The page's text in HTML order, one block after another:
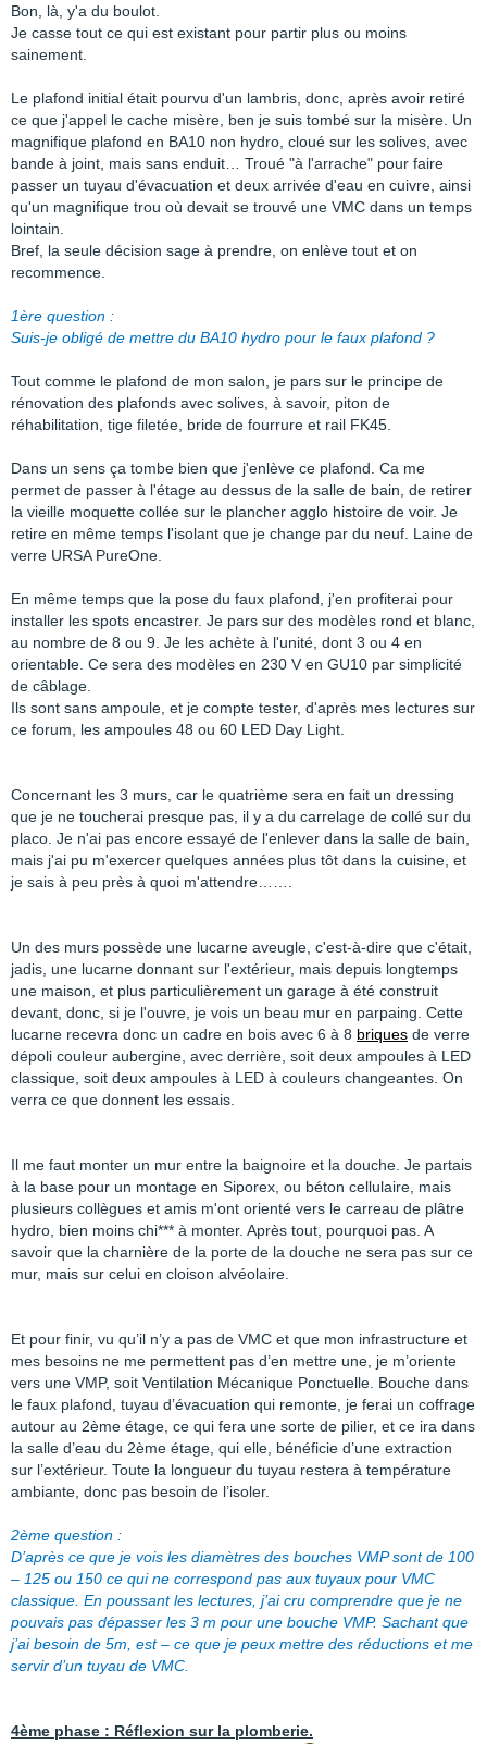
Bon, là, y'a du boulot.
Je casse tout ce qui est existant pour partir plus ou moins
sainement.
Le plafond initial était pourvu d'un lambris, donc, après avoir retiré
ce que j'appel le cache misère, ben je suis tombé sur la misère. Un
magnifique plafond en BA10 non hydro, cloué sur les solives, avec
bande à joint, mais sans enduit… Troué "à l'arrache" pour faire
passer un tuyau d'évacuation et deux arrivée d'eau en cuivre, ainsi
qu'un magnifique trou où devait se trouvé une VMC dans un temps
lointain.
Bref, la seule décision sage à prendre, on enlève tout et on
recommence.
1ère question :
Suis-je obligé de mettre du BA10 hydro pour le faux plafond ?
Tout comme le plafond de mon salon, je pars sur le principe de
rénovation des plafonds avec solives, à savoir, piton de
réhabilitation, tige filetée, bride de fourrure et rail FK45.
Dans un sens ça tombe bien que j'enlève ce plafond. Ca me
permet de passer à l'étage au dessus de la salle de bain, de retirer
la vieille moquette collée sur le plancher agglo histoire de voir. Je
retire en même temps l'isolant que je change par du neuf. Laine de
verre URSA PureOne.
En même temps que la pose du faux plafond, j'en profiterai pour
installer les spots encastrer. Je pars sur des modèles rond et blanc,
au nombre de 8 ou 9. Je les achète à l'unité, dont 3 ou 4 en
orientable. Ce sera des modèles en 230 V en GU10 par simplicité
de câblage.
Ils sont sans ampoule, et je compte tester, d'après mes lectures sur
ce forum, les ampoules 48 ou 60 LED Day Light.
Concernant les 3 murs, car le quatrième sera en fait un dressing
que je ne toucherai presque pas, il y a du carrelage de collé sur du
placo. Je n'ai pas encore essayé de l'enlever dans la salle de bain,
mais j'ai pu m'exercer quelques années plus tôt dans la cuisine, et
je sais à peu près à quoi m'attendre…….
Un des murs possède une lucarne aveugle, c'est-à-dire que c'était,
jadis, une lucarne donnant sur l'extérieur, mais depuis longtemps
une maison, et plus particulièrement un garage à été construit
devant, donc, si je l'ouvre, je vois un beau mur en parpaing. Cette
lucarne recevra donc un cadre en bois avec 6 à 8 briques de verre
dépoli couleur aubergine, avec derrière, soit deux ampoules à LED
classique, soit deux ampoules à LED à couleurs changeantes. On
verra ce que donnent les essais.
Il me faut monter un mur entre la baignoire et la douche. Je partais
à la base pour un montage en Siporex, ou béton cellulaire, mais
plusieurs collègues et amis m'ont orienté vers le carreau de plâtre
hydro, bien moins chi*** à monter. Après tout, pourquoi pas. A
savoir que la charnière de la porte de la douche ne sera pas sur ce
mur, mais sur celui en cloison alvéolaire.
Et pour finir, vu qu’il n’y a pas de VMC et que mon infrastructure et
mes besoins ne me permettent pas d’en mettre une, je m’oriente
vers une VMP, soit Ventilation Mécanique Ponctuelle. Bouche dans
le faux plafond, tuyau d’évacuation qui remonte, je ferai un coffrage
autour au 2ème étage, ce qui fera une sorte de pilier, et ce ira dans
la salle d’eau du 2ème étage, qui elle, bénéficie d’une extraction
sur l’extérieur. Toute la longueur du tuyau restera à température
ambiante, donc pas besoin de l’isoler.
2ème question :
D’après ce que je vois les diamètres des bouches VMP sont de 100
– 125 ou 150 ce qui ne correspond pas aux tuyaux pour VMC
classique. En poussant les lectures, j’ai cru comprendre que je ne
pouvais pas dépasser les 3 m pour une bouche VMP. Sachant que
j’ai besoin de 5m, est – ce que je peux mettre des réductions et me
servir d’un tuyau de VMC.
4ème phase : Réflexion sur la plomberie.